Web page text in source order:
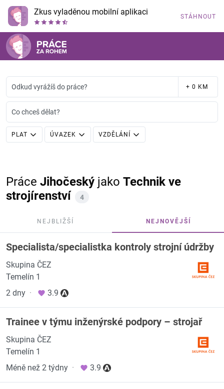
Zkus vyladěnou mobilní aplikaci STÁHNOUT
Odkud vyrážíš do práce? + 0 KM
Co chceš dělat?
PLAT ÚVAZEK VZDĚLÁNÍ
Práce Jihočeský jako Technik ve
strojírenství
4
NEJBLIŽŠÍ NEJNOVĚJŠÍ
Specialista/specialistka kontroly strojní údržby
Skupina ČEZ
Temelín 1
2 dny · 3.9
Trainee v týmu inženýrské podpory – strojař
Skupina ČEZ
Temelín 1
Méně než 2 týdny · 3.9